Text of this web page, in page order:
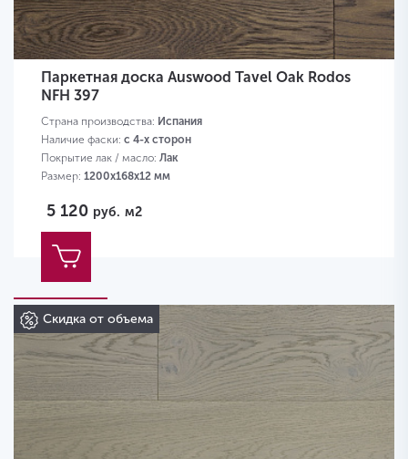
Паркетная доска Auswood Tavel Oak Rodos
NFH 397
Страна производства: Испания
Наличие фаски: с 4-х сторон
Покрытие лак / масло: Лак
Размер: 1200х168х12 мм
5 120 руб. м2
Скидка от объема